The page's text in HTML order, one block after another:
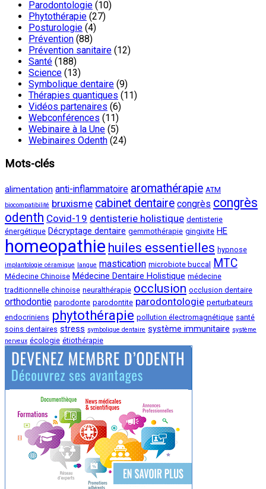
Parodontologie (10)
Phytothérapie (27)
Posturologie (4)
Prévention (88)
Prévention sanitaire (12)
Santé (188)
Science (13)
Symbolique dentaire (9)
Thérapies quantiques (11)
Vidéos partenaires (6)
Webconférences (11)
Webinaire à la Une (5)
Webinaires Odenth (24)
Mots-clés
alimentation anti-inflammatoire aromathérapie ATM
biocompatibilité bruxisme cabinet dentaire congrès congrès
odenth Covid-19 dentisterie holistique dentisterie
énergétique Décryptage dentaire gemmothérapie gingivite HE
homeopathie huiles essentielles hypnose
implantologie céramique langue mastication microbiote buccal MTC
Médecine Chinoise Médecine Dentaire Holistique médecine
traditionnelle chinoise neuralthérapie occlusion occlusion dentaire
orthodontie parodonte parodontite parodontologie perturbateurs
endocriniens phytothérapie pollution électromagnétique santé
soins dentaires stress symbolique dentaire système immunitaire système
nerveux écologie étiothérapie